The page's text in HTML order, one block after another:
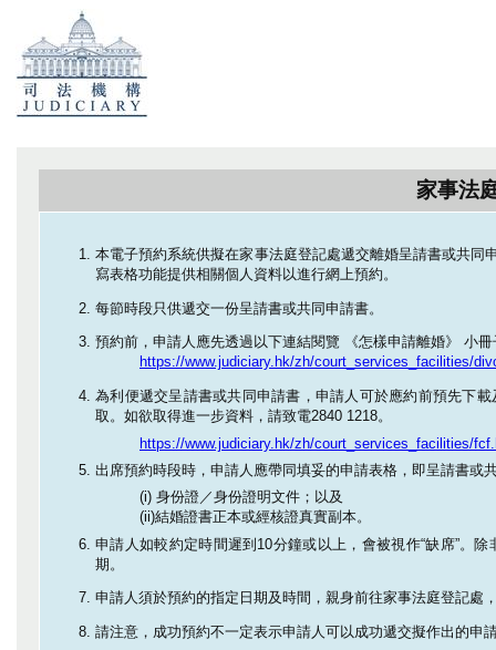
家事法
本電子預約系統供擬在家事法庭登記處遞交離婚呈請書或共
寫表格功能提供相關個人資料以進行網上預約。
每節時段只供遞交一份呈請書或共同申請書。
預約前，申請人應先透過以下連結閱覽 《怎樣申請離婚》 小冊
https://www.judiciary.hk/zh/court_services_facilities/
為利便遞交呈請書或共同申請書，申請人可於應約前預先下
取。如欲取得進一步資料，請致電2840 1218。
https://www.judiciary.hk/zh/court_services_facilities/
出席預約時段時，申請人應帶同填妥的申請表格，即呈請書或
(i) 身份證／身份證明文件；以及
(ii)結婚證書正本或經核證真實副本。
申請人如較約定時間遲到10分鐘或以上，會被視作“缺席”。
期。
申請人須於預約的指定日期及時間，親身前往家事法庭登記處
請注意，成功預約不一定表示申請人可以成功遞交擬作出的申